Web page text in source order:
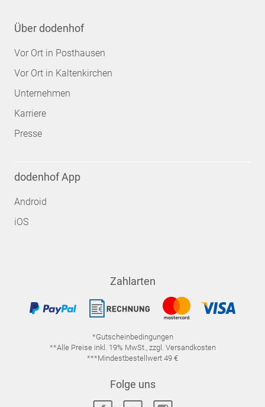
Über dodenhof
Vor Ort in Posthausen
Vor Ort in Kaltenkirchen
Unternehmen
Karriere
Presse
dodenhof App
Android
iOS
Zahlarten
*Gutscheinbedingungen
**Alle Preise inkl. 19% MwSt., zzgl. Versandkosten
***Mindestbestellwert 49 €
Folge uns